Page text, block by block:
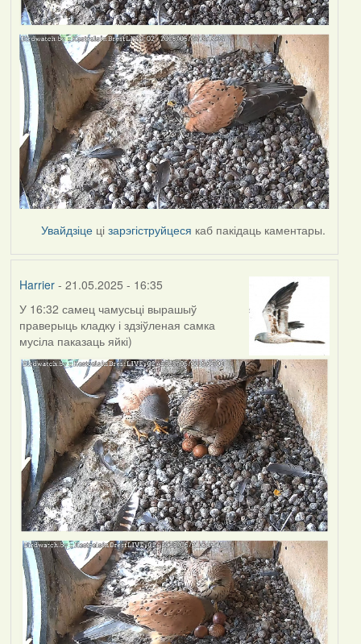
Увайдзіце цізарэгіструйцеся каб пакідаць каментары.
Harrier- 21.05.2025 - 16:35
У 16:32 самец чамусьці вырашыў
праверыць кладку і здзіўленая самка
мусіла паказаць яйкі)